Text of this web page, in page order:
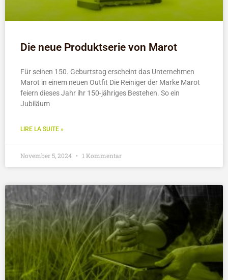
Die neue Produktserie von Marot
Für seinen 150. Geburtstag erscheint das Unternehmen
Marot in einem neuen Outfit Die Reiniger der Marke Marot
feiern dieses Jahr ihr 150-jähriges Bestehen. So ein
Jubiläum
LIRE LA SUITE »
November 5, 2024 1 Kommentar